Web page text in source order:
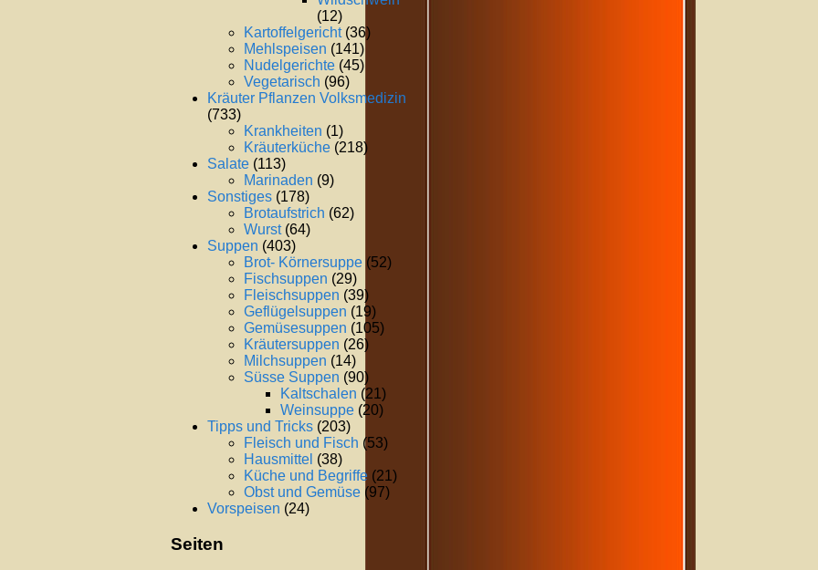
(12)
Kartoffelgericht(36)
Mehlspeisen (141)
Nudelgerichte (45)
Vegetarisch (96)
Kräuter Pflanzen Volksmedizin
(733)
Krankheiten (1)
Kräuterküche (218)
Salate (113)
Marinaden (9)
Sonstiges (178)
Brotaufstrich (62)
Wurst(64)
Suppen (403)
Brot- Körnersuppe (52)
Fischsuppen (29)
Fleischsuppen (39)
Geflügelsuppen (19)
Gemüsesuppen (105)
Kräutersuppen (26)
Milchsuppen (14)
Süsse Suppen (90)
Kaltschalen (21)
Weinsuppe (20)
Tipps und Tricks (203)
Fleisch und Fisch (53)
Hausmittel (38)
Küche und Begriffe (21)
Obst und Gemüse (97)
Vorspeisen (24)
Seiten